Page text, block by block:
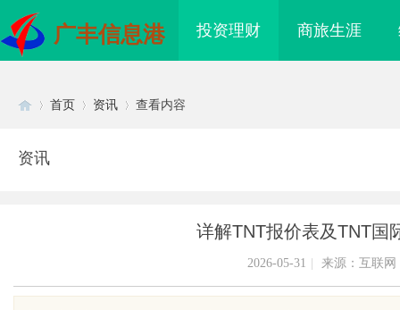
广丰信息港 投资理财 商旅生涯
首页 资讯 查看内容
资讯
详解TNT报价表及TNT国
2026-05-31 来源：互联网